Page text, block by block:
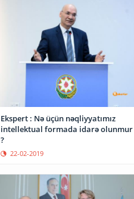
Ekspert : Nə üçün nəqliyyatımız
intellektual formada idarə olunmur
?
22-02-2019